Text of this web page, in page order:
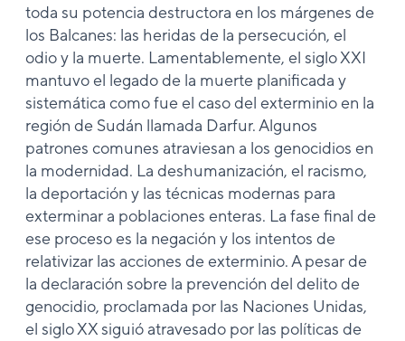
toda su potencia destructora en los márgenes de
los Balcanes: las heridas de la persecución, el
odio y la muerte. Lamentablemente, el siglo XXI
mantuvo el legado de la muerte planificada y
sistemática como fue el caso del exterminio en la
región de Sudán llamada Darfur. Algunos
patrones comunes atraviesan a los genocidios en
la modernidad. La deshumanización, el racismo,
la deportación y las técnicas modernas para
exterminar a poblaciones enteras. La fase final de
ese proceso es la negación y los intentos de
relativizar las acciones de exterminio. A pesar de
la declaración sobre la prevención del delito de
genocidio, proclamada por las Naciones Unidas,
el siglo XX siguió atravesado por las políticas de